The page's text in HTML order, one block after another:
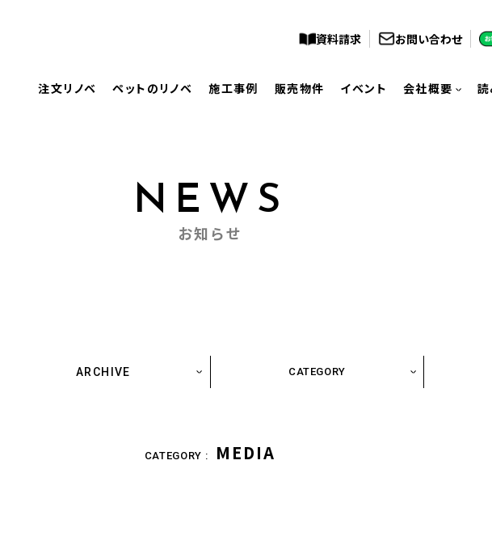
資料請求 お問い合わせ
注文リノベ ペットのリノベ 施工事例 販売物件 イベント 会社概要 読
NEWS
お知らせ
ARCHIVE CATEGORY
CATEGORY : MEDIA